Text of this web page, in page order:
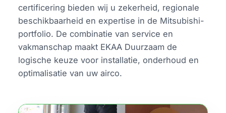
certificering bieden wij u zekerheid, regionale
beschikbaarheid en expertise in de Mitsubishi-
portfolio. De combinatie van service en
vakmanschap maakt EKAA Duurzaam de
logische keuze voor installatie, onderhoud en
optimalisatie van uw airco.